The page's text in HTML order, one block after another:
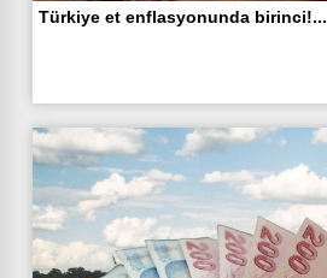
Türkiye et enflasyonunda birinci!...